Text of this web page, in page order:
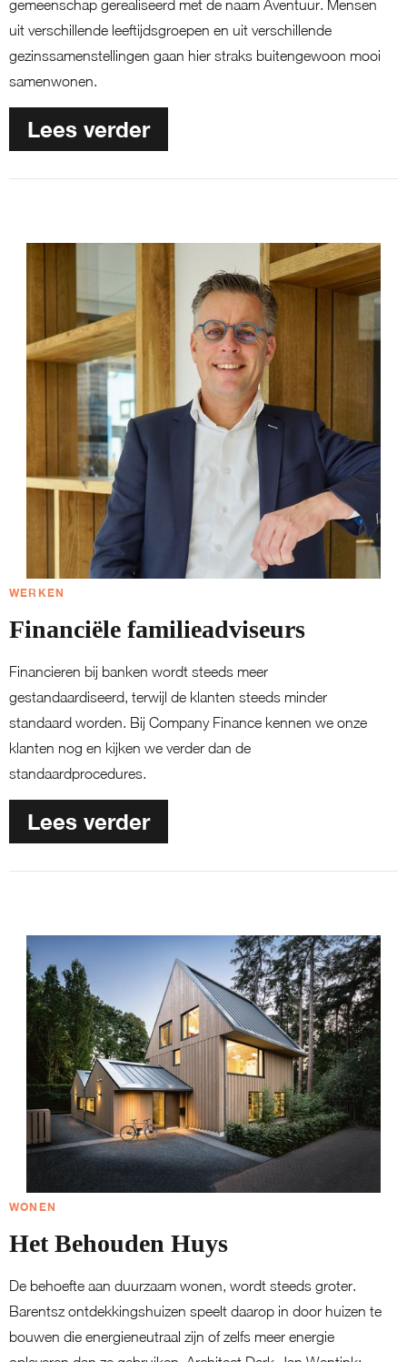
gemeenschap gerealiseerd met de naam Aventuur. Mensen
uit verschillende leeftijdsgroepen en uit verschillende
gezinssamenstellingen gaan hier straks buitengewoon mooi
samenwonen.
Lees verder
WERKEN
Financiële familieadviseurs
Financieren bij banken wordt steeds meer
gestandaardiseerd, terwijl de klanten steeds minder
standaard worden. Bij Company Finance kennen we onze
klanten nog en kijken we verder dan de
standaardprocedures.
Lees verder
WONEN
Het Behouden Huys
De behoefte aan duurzaam wonen, wordt steeds groter.
Barentsz ontdekkingshuizen speelt daarop in door huizen te
bouwen die energieneutraal zijn of zelfs meer energie